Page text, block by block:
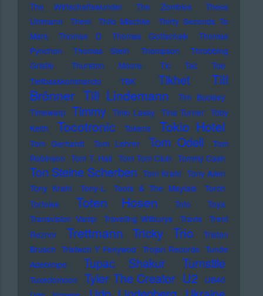
The Wirtschaftswunder
The Zombies
Thees
Uhlmann
Them Thilo Mischke
Thirty Seconds To
Mars
Thomas D Thomas Gottschalk
Thomas
Pynchon
Thomas Stein Thompson
Throbbing
Gristle
Thurston Moore
Tic Tac Toe
Tiefbasskommando TBK
Tikhet
Till
Brönner Till Lindemann
Tim Buckley
Timewarp Timmy Timo Lassy Tina Turner Toby
Keith
Tocotronic Tokens Tokio Hotel
Tom Gerhardt Tom Lehrer Tom Odell
Tom
Robinson Tom T. Hall Tom Tom Club Tommy Cash
Ton Steine Scherben Toni Krahl Tony Allen
Tony Krahl
Tony-L Toots & The Maytals
Torch
Tortoise
Toten Hosen Toto
Toya
Transvision Vamp
Traveling Wilburys Travis
Trent
Reznor
Trettmann Tricky Trio
Tristan
Brusch Tristwch Y Fenywod Trojan Records Tunde
Adebimpe
Tupac Shakur Turnstile
Tuxedomoon Tyler The Creator U2
UB40